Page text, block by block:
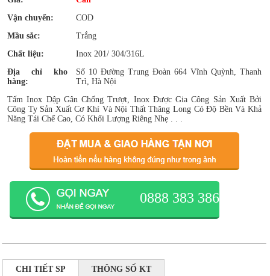
Vận chuyển:
COD
Mầu sắc:
Trắng
Chất liệu:
Inox 201/ 304/316L
Địa chỉ kho
hàng:
Số 10 Đường Trung Đoàn 664 Vĩnh Quỳnh, Thanh
Trì, Hà Nội
Tấm Inox Dập Gân Chống Trượt, Inox Được Gia Công Sản Xuất Bởi
Công Ty Sản Xuất Cơ Khí Và Nội Thất Thăng Long Có Độ Bền Và Khả
Năng Tái Chế Cao, Có Khối Lượng Riêng Nhẹ . . .
0888 383 386
CHI TIẾT SP THÔNG SỐ KT